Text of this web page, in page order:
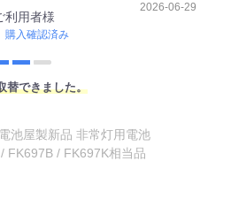
利用者様
購入確認済み
2026-06-29
替できました。
池屋製新品 非常灯用電池
FK697B / FK697K相当品